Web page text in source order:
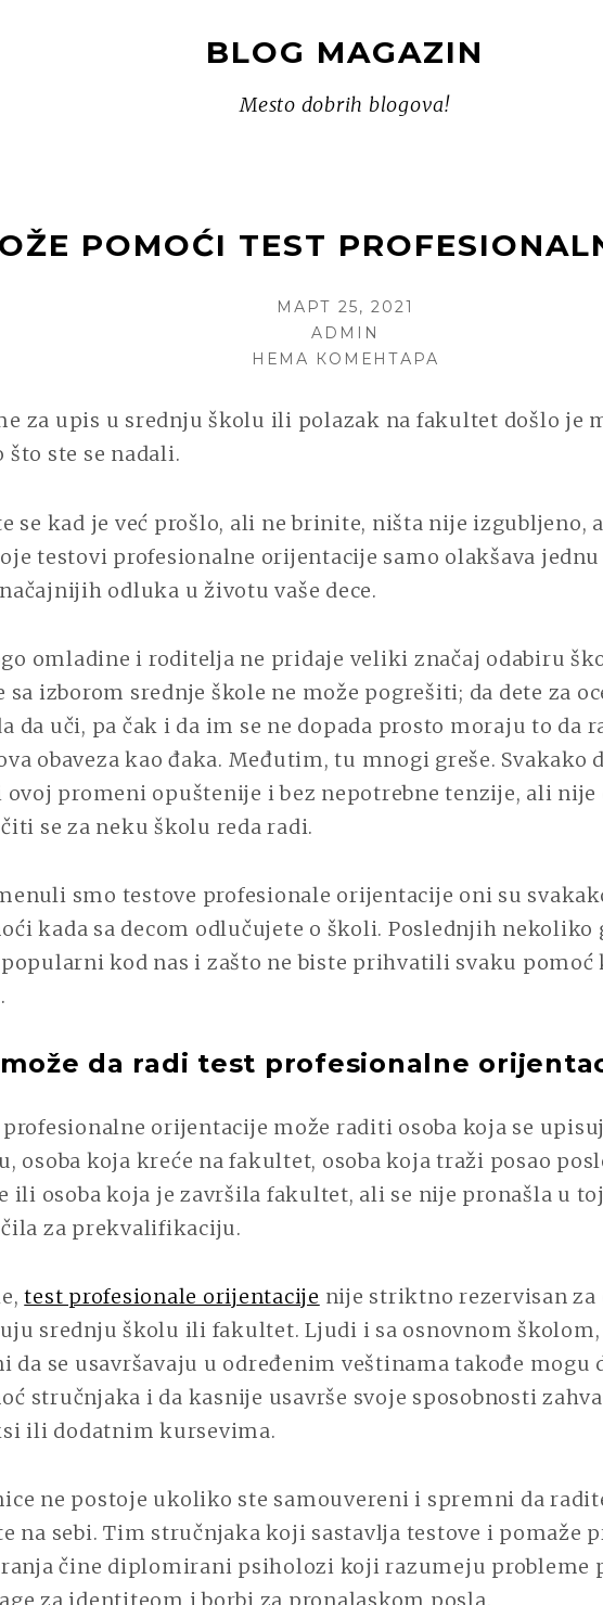
BLOG MAGAZIN
Mesto dobrih blogova!
POMOĆI TEST
POSTED
МАРТ 25, 2021
AUTHOR
ADMIN
НЕМА КОМЕНТАРА
NAM
PROFESIONALNE
ORIJENTACIJE?
za upis u srednju školu ili polazak na fakultet došlo je
što ste se nadali.
se kad je već prošlo, ali ne brinite, ništa nije izgubljeno,
testovi profesionalne orijentacije samo olakšava jednu
odluka u životu vaše dece.
omladine i roditelja ne pridaje veliki značaj odabiru
sa izborom srednje škole ne može pogrešiti; da dete za
da uči, pa čak i da im se ne dopada prosto moraju to da
obaveza kao đaka. Međutim, tu mnogi greše. Svakako
ovoj promeni opuštenije i bez nepotrebne tenzije, ali nije
se za neku školu reda radi.
smo testove profesionale orijentacije oni su
kada sa decom odlučujete o školi. Poslednjih nekoliko
kod nas i zašto ne biste prihvatili svaku pomoć
može da radi test profesionalne
profesionalne orijentacije može raditi osoba koja se
osoba koja kreće na fakultet, osoba koja traži posao
ili osoba koja je završila fakultet, ali se nije pronašla u
za prekvalifikaciju.
test profesionale orijentacije nije striktno rezervisan za
srednju školu ili fakultet. Ljudi i sa osnovnom
da se usavršavaju u određenim veštinama takođe mogu
stručnjaka i da kasnije usavrše svoje sposobnosti
ili dodatnim kursevima.
ne postoje ukoliko ste samouvereni i spremni da
na sebi. Tim stručnjaka koji sastavlja testove i pomaže
čine diplomirani psiholozi koji razumeju probleme